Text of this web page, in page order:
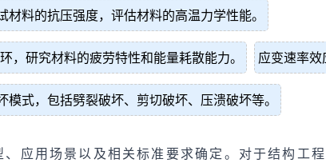
料的抗压强度，评估材料的高温力学性能。
，研究材料的疲劳特性和能量耗散能力。 应变速率效
式，包括劈裂破坏、剪切破坏、压溃破坏等。
应用场景以及相关标准要求确定。对于结构工